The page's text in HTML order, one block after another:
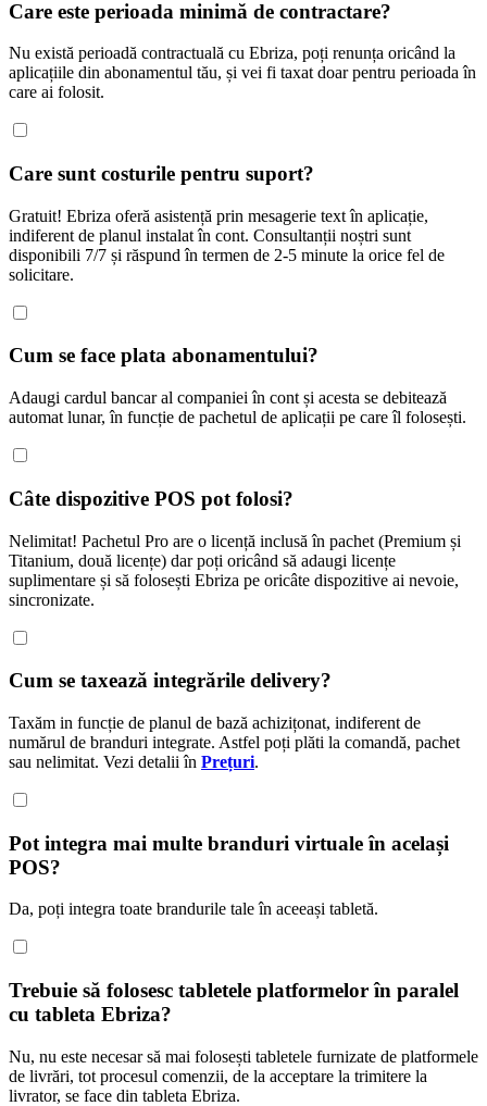
Care este perioada minimă de contractare?
Nu există perioadă contractuală cu Ebriza, poți renunța oricând la
aplicațiile din abonamentul tău, și vei fi taxat doar pentru perioada în
care ai folosit.
Care sunt costurile pentru suport?
Gratuit! Ebriza oferă asistență prin mesagerie text în aplicație,
indiferent de planul instalat în cont. Consultanții noștri sunt
disponibili 7/7 și răspund în termen de 2-5 minute la orice fel de
solicitare.
Cum se face plata abonamentului?
Adaugi cardul bancar al companiei în cont și acesta se debitează
automat lunar, în funcție de pachetul de aplicații pe care îl folosești.
Câte dispozitive POS pot folosi?
Nelimitat! Pachetul Pro are o licență inclusă în pachet (Premium și
Titanium, două licențe) dar poți oricând să adaugi licențe
suplimentare și să folosești Ebriza pe oricâte dispozitive ai nevoie,
sincronizate.
Cum se taxează integrările delivery?
Taxăm in funcție de planul de bază achizițonat, indiferent de
numărul de branduri integrate. Astfel poți plăti la comandă, pachet
sau nelimitat. Vezi detalii în Prețuri.
Pot integra mai multe branduri virtuale în același
POS?
Da, poți integra toate brandurile tale în aceeași tabletă.
Trebuie să folosesc tabletele platformelor în paralel
cu tableta Ebriza?
Nu, nu este necesar să mai folosești tabletele furnizate de platformele
de livrări, tot procesul comenzii, de la acceptare la trimitere la
livrator, se face din tableta Ebriza.